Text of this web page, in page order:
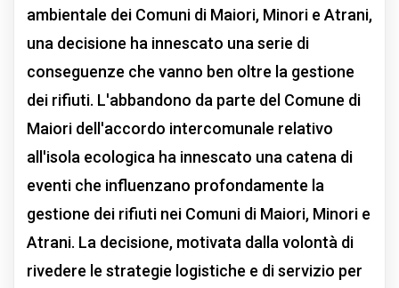
ambientale dei Comuni di Maiori, Minori e Atrani,
una decisione ha innescato una serie di
conseguenze che vanno ben oltre la gestione
dei rifiuti. L'abbandono da parte del Comune di
Maiori dell'accordo intercomunale relativo
all'isola ecologica ha innescato una catena di
eventi che influenzano profondamente la
gestione dei rifiuti nei Comuni di Maiori, Minori e
Atrani. La decisione, motivata dalla volontà di
rivedere le strategie logistiche e di servizio per